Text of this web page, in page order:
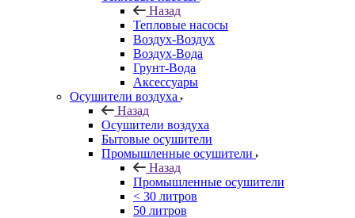
Назад
Тепловые насосы
Воздух-Воздух
Воздух-Вода
Грунт-Вода
Аксессуары
Осушители воздуха
Назад
Осушители воздуха
Бытовые осушители
Промышленные осушители
Назад
Промышленные осушители
< 30 литров
50 литров